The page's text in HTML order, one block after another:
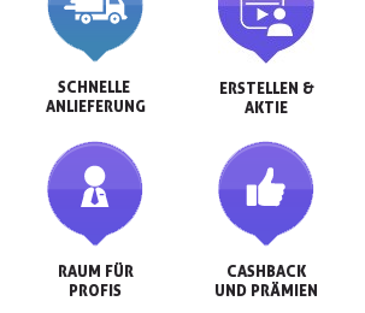
SCHNELLE
ANLIEFERUNG
ERSTELLEN &
AKTIE
RAUM FÜR
PROFIS
CASHBACK
UND PRÄMIEN